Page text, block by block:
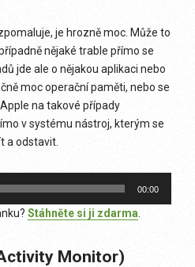
je hrozně moc. Může to
nějaké trable přímo se
jde ale o nějakou aplikaci nebo
moc operační paměti, nebo se
na takové případy
v systému nástroj, kterým se
a odstavit.
00:00
Stáhněte si ji zdarma
Monitor)